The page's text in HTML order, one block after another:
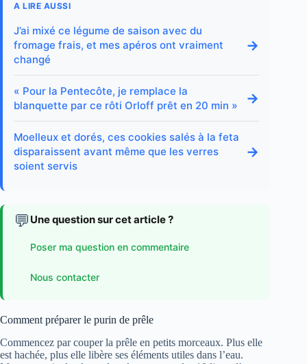
A LIRE AUSSI
J’ai mixé ce légume de saison avec du
fromage frais, et mes apéros ont vraiment
changé
→
« Pour la Pentecôte, je remplace la
blanquette par ce rôti Orloff prêt en 20 min »
→
Moelleux et dorés, ces cookies salés à la feta
disparaissent avant même que les verres
soient servis
→
💬 Une question sur cet article ?
Poser ma question en commentaire
Nous contacter
Comment préparer le purin de prêle
Commencez par couper la prêle en petits morceaux. Plus elle
est hachée, plus elle libère ses éléments utiles dans l’eau.